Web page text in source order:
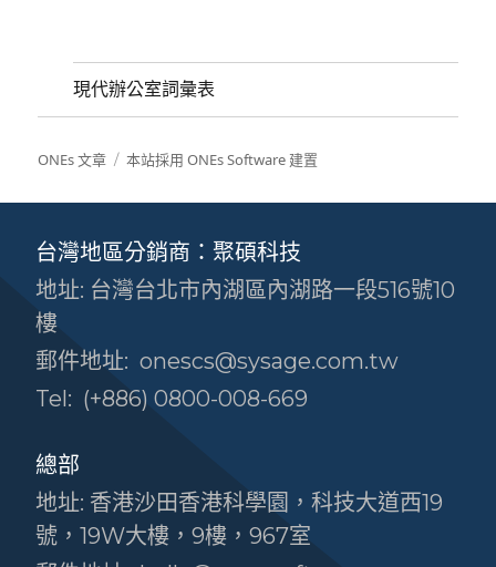
現代辦公室詞彙表
ONEs 文章 本站採用 ONEs Software 建置
台灣地區分銷商：聚碩科技
地址: 台灣台北市內湖區內湖路一段516號10
樓
郵件地址: onescs@sysage.com.tw
Tel: (+886) 0800-008-669
總部
地址: 香港沙田香港科學園，科技大道西19
號，19W大樓，9樓，967室